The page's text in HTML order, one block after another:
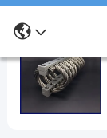
다
양
장